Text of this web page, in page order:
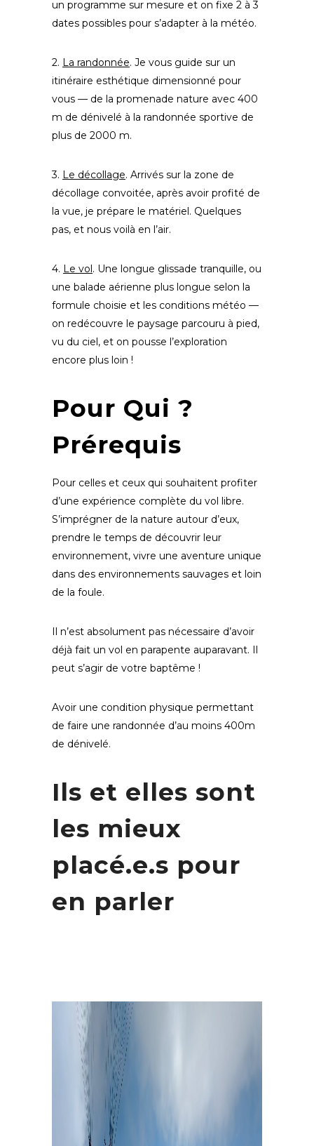
un programme sur mesure et on fixe 2 à 3
dates possibles pour s’adapter à la météo.
2. La randonnée. Je vous guide sur un
itinéraire esthétique dimensionné pour
vous — de la promenade nature avec 400
m de dénivelé à la randonnée sportive de
plus de 2000 m.
3. Le décollage. Arrivés sur la zone de
décollage convoitée, après avoir profité de
la vue, je prépare le matériel. Quelques
pas, et nous voilà en l’air.
4. Le vol . Une longue glissade tranquille, ou
une balade aérienne plus longue selon la
formule choisie et les conditions météo —
on redécouvre le paysage parcouru à pied,
vu du ciel, et on pousse l’exploration
encore plus loin !
Pour Qui ?
Prérequis
Pour celles et ceux qui souhaitent profiter
d’une expérience complète du vol libre.
S’imprégner de la nature autour d’eux,
prendre le temps de découvrir leur
environnement, vivre une aventure unique
dans des environnements sauvages et loin
de la foule.
Il n’est absolument pas nécessaire d’avoir
déjà fait un vol en parapente auparavant. Il
peut s’agir de votre baptême !
Avoir une condition physique permettant
de faire une randonnée d’au moins 400m
de dénivelé.
Ils et elles sont
les mieux
placé.e.s pour
en parler